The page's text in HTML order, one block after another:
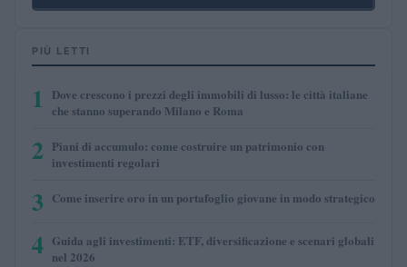
PIÙ LETTI
1
Dove crescono i prezzi degli immobili di lusso: le città italiane
che stanno superando Milano e Roma
2 Piani di accumulo: come costruire un patrimonio con
investimenti regolari
3 Come inserire oro in un portafoglio giovane in modo strategico
4 Guida agli investimenti: ETF, diversificazione e scenari globali
nel 2026